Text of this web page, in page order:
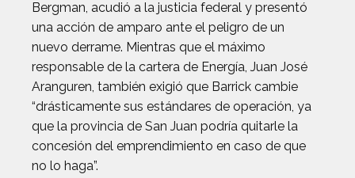
Bergman, acudió a la justicia federal y presentó
una acción de amparo ante el peligro de un
nuevo derrame. Mientras que el máximo
responsable de la cartera de Energía, Juan José
Aranguren, también exigió que Barrick cambie
“drásticamente sus estándares de operación, ya
que la provincia de San Juan podría quitarle la
concesión del emprendimiento en caso de que
no lo haga”.